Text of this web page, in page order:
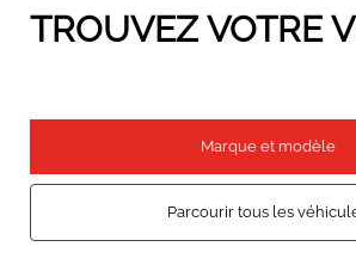
TROUVEZ VOTRE
Marque et modèle
Parcourir tous les